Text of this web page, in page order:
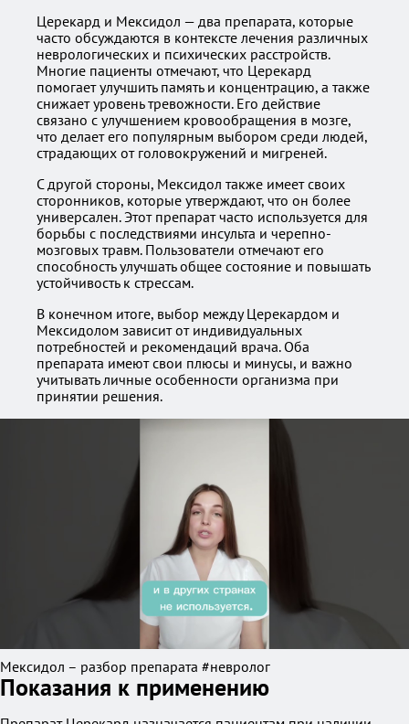
Церекард и Мексидол — два препарата, которые
часто обсуждаются в контексте лечения различных
неврологических и психических расстройств.
Многие пациенты отмечают, что Церекард
помогает улучшить память и концентрацию, а также
снижает уровень тревожности. Его действие
связано с улучшением кровообращения в мозге,
что делает его популярным выбором среди людей,
страдающих от головокружений и мигреней.
С другой стороны, Мексидол также имеет своих
сторонников, которые утверждают, что он более
универсален. Этот препарат часто используется для
борьбы с последствиями инсульта и черепно-
мозговых травм. Пользователи отмечают его
способность улучшать общее состояние и повышать
устойчивость к стрессам.
В конечном итоге, выбор между Церекардом и
Мексидолом зависит от индивидуальных
потребностей и рекомендаций врача. Оба
препарата имеют свои плюсы и минусы, и важно
учитывать личные особенности организма при
принятии решения.
Мексидол – разбор препарата #невролог
Показания к применению